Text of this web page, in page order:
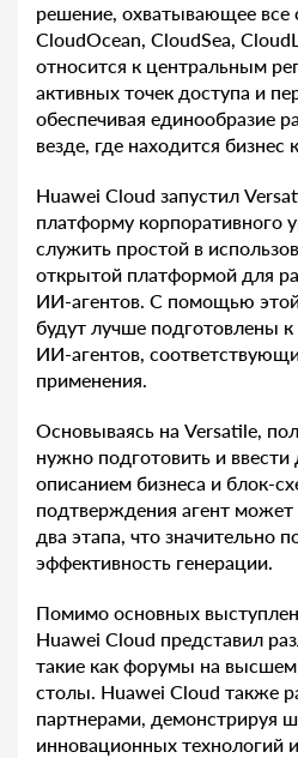
решение, охватывающее все
CloudOcean, CloudSea,
относится к центральным
активных точек доступа и
обеспечивая единообразие
везде, где находится бизнес
Huawei Cloud запустил
платформу корпоративного
служить простой в
открытой платформой для
ИИ-агентов. С помощью
будут лучше подготовлены
ИИ-агентов,
применения.
Основываясь на Versatile,
нужно подготовить и
описанием бизнеса и блок-
подтверждения агент может
два этапа, что значительно
эффективность генерации.
Помимо основных
Huawei Cloud представил
такие как форумы на высшем
столы. Huawei Cloud также
партнерами, демонстрируя
инновационных технологий